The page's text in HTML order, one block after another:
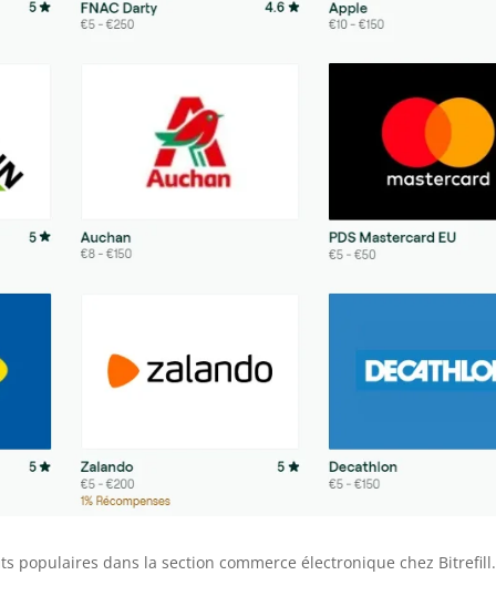
populaires dans la section commerce électronique chez Bitrefill.